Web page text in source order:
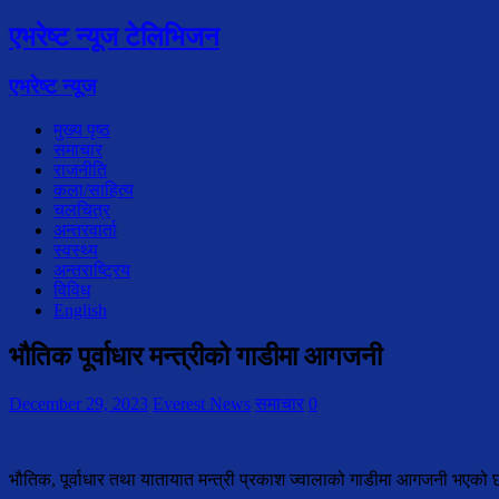
एभरेष्ट न्यूज टेलिभिजन
एभरेष्ट न्यूज
मुख्य पृष्ठ
समाचार
राजनीति
कला/साहित्य
चलचित्र
अन्तरवार्ता
स्वस्थ्य
अन्तराष्ट्रिय
विविध
English
भौतिक पूर्वाधार मन्त्रीको गाडीमा आगजनी
December 29, 2023 Everest News समाचार 0
भौतिक, पूर्वाधार तथा यातायात मन्त्री प्रकाश ज्वालाको गाडीमा आगजनी भएको